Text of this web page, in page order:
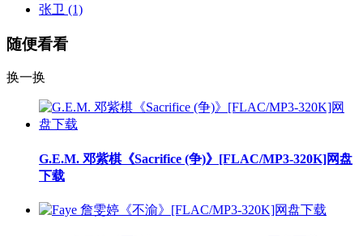
张卫 (1)
随便看看
换一换
G.E.M. 邓紫棋《Sacrifice (争)》[FLAC/MP3-320K]网盘
下载